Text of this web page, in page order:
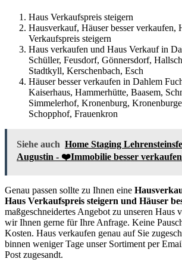
Haus Verkaufspreis steigern
Hausverkauf, Häuser besser verkaufen,
Verkaufspreis steigern
Haus verkaufen und Haus Verkauf in
Schüller, Feusdorf, Gönnersdorf,
Stadtkyll, Kerschenbach, Esch
Häuser besser verkaufen in Dahlem
Kaiserhaus, Hammerhütte, Baasem,
Simmelerhof, Kronenburg,
Schopphof, Frauenkron
Siehe auch Home Staging
Augustin - ❤️Immobilie besser verkaufen
Genau passen sollte zu Ihnen eine
Haus Verkaufspreis steigern und Häuser
maßgeschneidertes Angebot zu unseren Haus
wir Ihnen gerne für Ihre Anfrage. Keine
Kosten. Haus verkaufen genau auf Sie
binnen weniger Tage unser Sortiment per
Post zugesandt.